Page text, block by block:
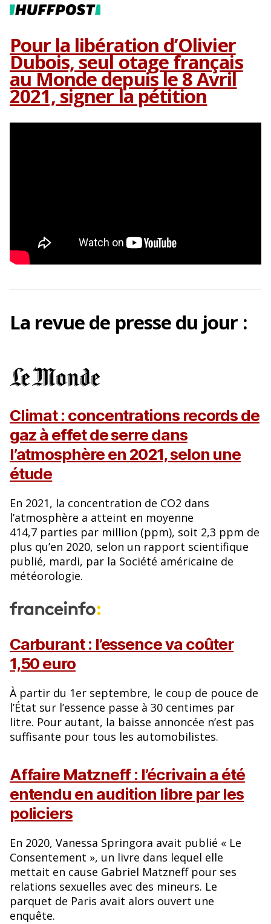
Pour la libération d’Olivier
Dubois, seul otage français
au Monde depuis le 8 Avril
2021, signer la pétition
La revue de pressedu jour :
Climat : concentrations records de
gaz à effet de serre dans
l’atmosphère en 2021, selon une
étude
En 2021, la concentration de CO2 dans
l’atmosphère a atteint en moyenne
414,7 parties par million (ppm), soit 2,3 ppm de
plus qu’en 2020, selon un rapport scientifique
publié, mardi, par la Société américaine de
météorologie.
Carburant : l’essence va coûter
1,50 euro
À partir du 1er septembre, le coup de pouce de
l’État sur l’essence passe à 30 centimes par
litre. Pour autant, la baisse annoncée n’est pas
suffisante pour tous les automobilistes.
Affaire Matzneff : l’écrivain a été
entendu en audition libre par les
policiers
En 2020, Vanessa Springora avait publié « Le
Consentement », un livre dans lequel elle
mettait en cause Gabriel Matzneff pour ses
relations sexuelles avec des mineurs. Le
parquet de Paris avait alors ouvert une
enquête.